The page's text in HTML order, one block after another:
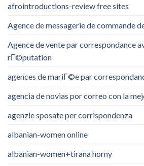
afrointroductions-review free sites
Agence de messagerie de commande
Agence de vente par correspondance
rГ©putation
agences de mariГ©e par
agencia de novias por correo con la
agenzie sposate per corrispondenza
albanian-women online
albanian-women+tirana horny